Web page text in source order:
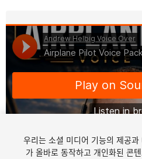
우리는 소셜 미디어 기능의 제공
가 올바로 동작하고 개인화된 콘